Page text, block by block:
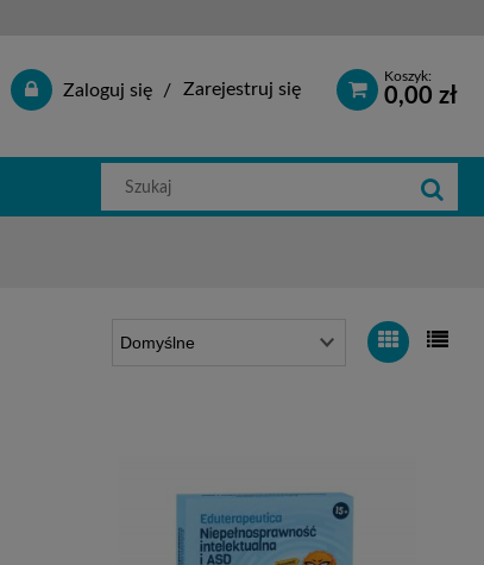
Koszyk:
0,00 zł
Zaloguj się Zarejestruj się
Szukaj
w